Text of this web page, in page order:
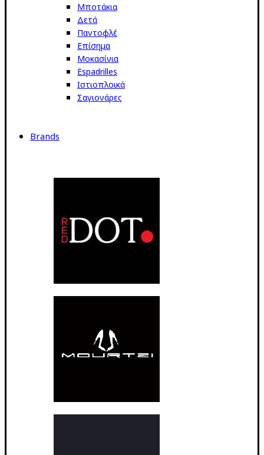
Μποτάκια
Δετά
Παντοφλέ
Επίσημα
Μοκασίνια
Espadrilles
Ιστιοπλοικά
Σαγιονάρες
Brands